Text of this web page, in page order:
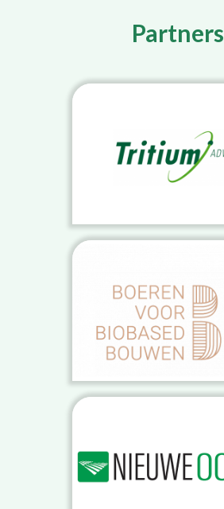
Partners